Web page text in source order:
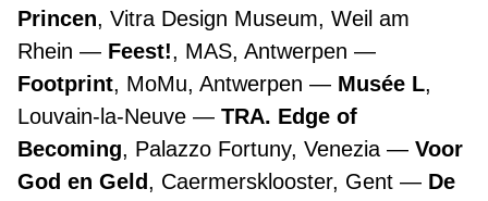
Princen, Vitra Design Museum, Weil am
Rhein
Feest!, MAS, Antwerpen
Footprint, MoMu, Antwerpen Musée L,
Louvain-la-Neuve
TRA. Edge of
Becoming, Palazzo Fortuny, Venezia
Voor
God en Geld, Caermersklooster, Gent
De